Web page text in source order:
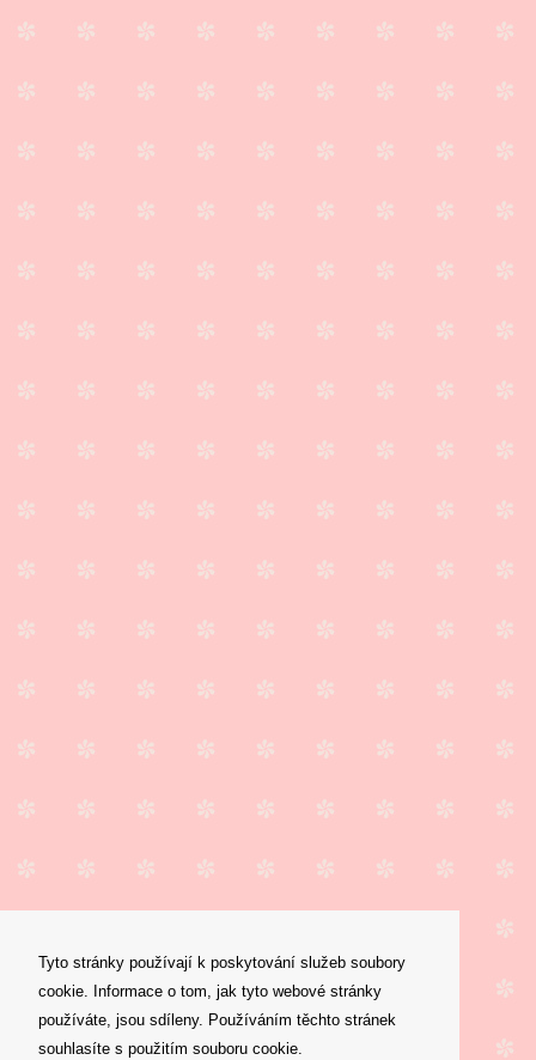
Tyto stránky používají k poskytování služeb soubory
cookie. Informace o tom, jak tyto webové stránky
používáte, jsou sdíleny. Používáním těchto stránek
souhlasíte s použitím souboru cookie.